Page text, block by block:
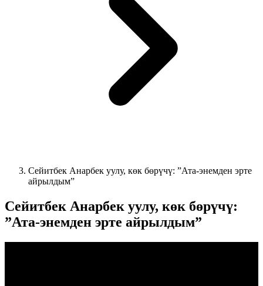
Сейитбек Анарбек уулу, көк бөрүчү: ”Ата-энемден эрте
айрылдым”
Сейитбек Анарбек уулу, көк бөрүчү:
”Ата-энемден эрте айрылдым”